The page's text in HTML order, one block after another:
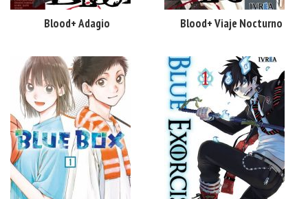
Blood+ Adagio Blood+ Viaje Nocturno